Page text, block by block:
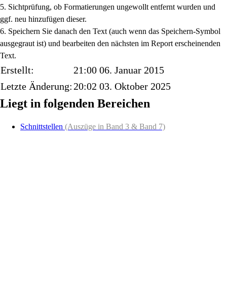
5. Sichtprüfung, ob Formatierungen ungewollt entfernt wurden und
ggf. neu hinzufügen dieser.
6. Speichern Sie danach den Text (auch wenn das Speichern-Symbol
ausgegraut ist) und bearbeiten den nächsten im Report erscheinenden
Text.
Erstellt:
21:00 06. Januar 2015
Letzte Änderung: 20:02 03. Oktober 2025
Liegt in folgenden Bereichen
Schnittstellen (Auszüge in Band 3 & Band 7)